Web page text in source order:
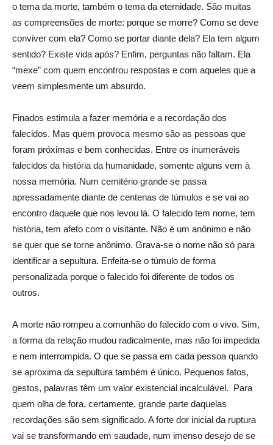
o tema da morte, também o tema da eternidade. São muitas
as compreensões de morte: porque se morre? Como se deve
conviver com ela? Como se portar diante dela? Ela tem algum
sentido? Existe vida após? Enfim, perguntas não faltam. Ela
“mexe” com quem encontrou respostas e com aqueles que a
veem simplesmente um absurdo.
Finados estimula a fazer memória e a recordação dos
falecidos. Mas quem provoca mesmo são as pessoas que
foram próximas e bem conhecidas. Entre os inumeráveis
falecidos da história da humanidade, somente alguns vem à
nossa memória. Num cemitério grande se passa
apressadamente diante de centenas de túmulos e se vai ao
encontro daquele que nos levou lá. O falecido tem nome, tem
história, tem afeto com o visitante. Não é um anônimo e não
se quer que se torne anônimo. Grava-se o nome não só para
identificar a sepultura. Enfeita-se o túmulo de forma
personalizada porque o falecido foi diferente de todos os
outros.
A morte não rompeu a comunhão do falecido com o vivo. Sim,
a forma da relação mudou radicalmente, mas não foi impedida
e nem interrompida. O que se passa em cada pessoa quando
se aproxima da sepultura também é único. Pequenos fatos,
gestos, palavras têm um valor existencial incalculável. Para
quem olha de fora, certamente, grande parte daquelas
recordações são sem significado. A forte dor inicial da ruptura
vai se transformando em saudade, num imenso desejo de se